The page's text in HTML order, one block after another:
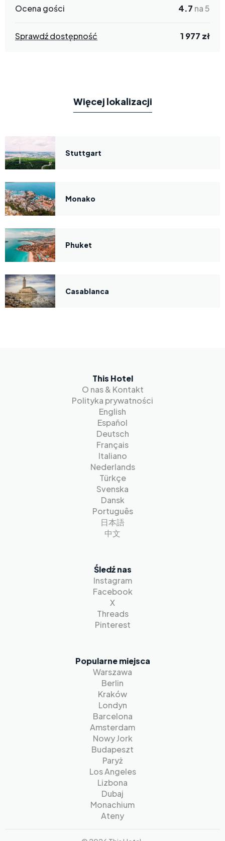
Ocena gości 4.7 na 5
Sprawdź dostępność 1 977 zł
Więcej lokalizacji
Stuttgart
Monako
Phuket
Casablanca
This Hotel
O nas & Kontakt
Polityka prywatności
English
Español
Deutsch
Français
Italiano
Nederlands
Türkçe
Svenska
Dansk
Português
日本語
中文
Śledź nas
Instagram
Facebook
X
Threads
Pinterest
Popularne miejsca
Warszawa
Berlin
Kraków
Londyn
Barcelona
Amsterdam
Nowy Jork
Budapeszt
Paryż
Los Angeles
Lizbona
Dubaj
Monachium
Ateny